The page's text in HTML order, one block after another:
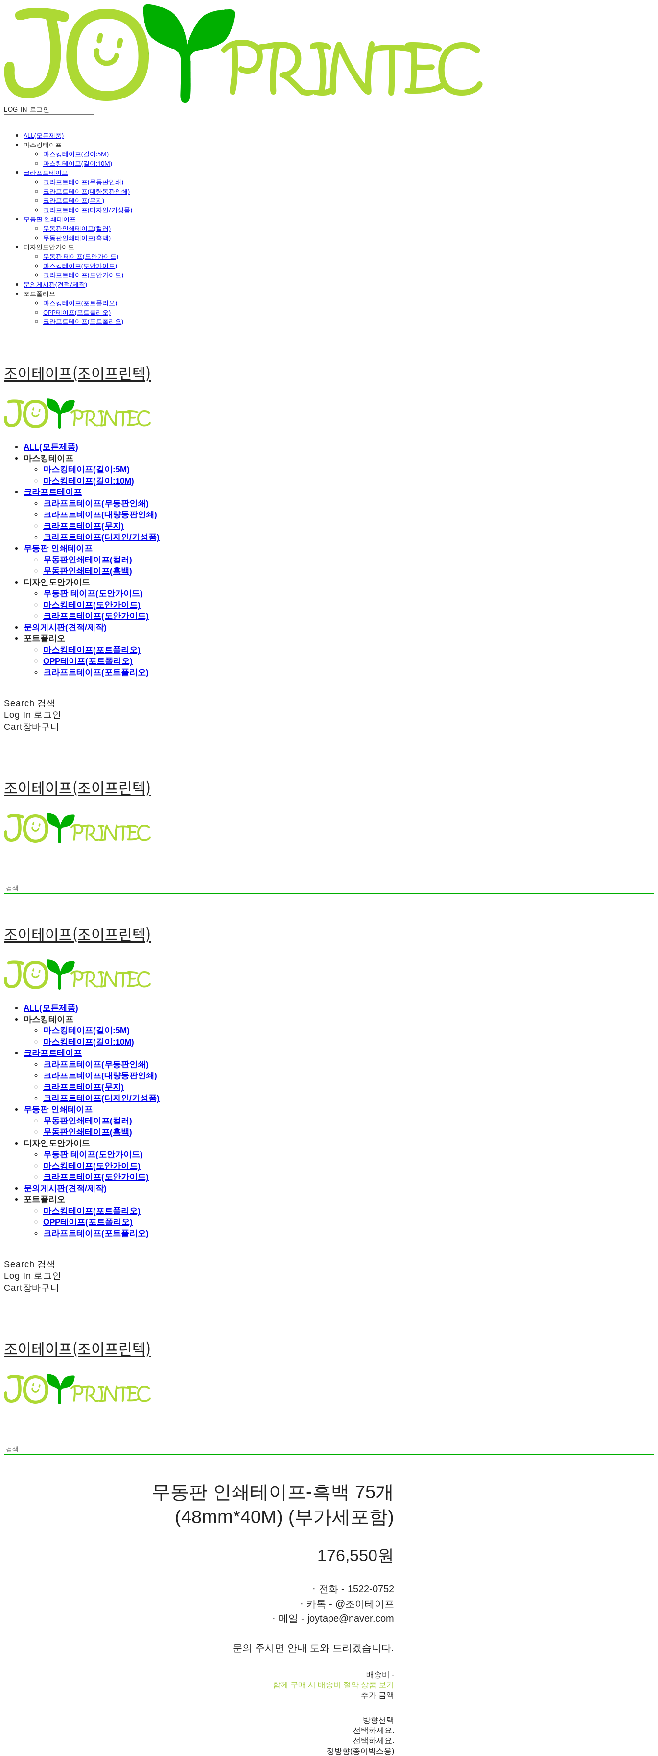
LOG IN 로그인
ALL(모든제품)
마스킹테이프
마스킹테이프(길이:5M)
마스킹테이프(길이:10M)
크라프트테이프
크라프트테이프(무동판인쇄)
크라프트테이프(대량동판인쇄)
크라프트테이프(무지)
크라프트테이프(디자인/기성품)
무동판 인쇄테이프
무동판인쇄테이프(컬러)
무동판인쇄테이프(흑백)
디자인도안가이드
무동판 테이프(도안가이드)
마스킹테이프(도안가이드)
크라프트테이프(도안가이드)
문의게시판(견적/제작)
포트폴리오
마스킹테이프(포트폴리오)
OPP테이프(포트폴리오)
크라프트테이프(포트폴리오)
조이테이프(조이프린텍)
ALL(모든제품)
마스킹테이프
마스킹테이프(길이:5M)
마스킹테이프(길이:10M)
크라프트테이프
크라프트테이프(무동판인쇄)
크라프트테이프(대량동판인쇄)
크라프트테이프(무지)
크라프트테이프(디자인/기성품)
무동판 인쇄테이프
무동판인쇄테이프(컬러)
무동판인쇄테이프(흑백)
디자인도안가이드
무동판 테이프(도안가이드)
마스킹테이프(도안가이드)
크라프트테이프(도안가이드)
문의게시판(견적/제작)
포트폴리오
마스킹테이프(포트폴리오)
OPP테이프(포트폴리오)
크라프트테이프(포트폴리오)
Search 검색
Log In 로그인
Cart장바구니
조이테이프(조이프린텍)
조이테이프(조이프린텍)
ALL(모든제품)
마스킹테이프
마스킹테이프(길이:5M)
마스킹테이프(길이:10M)
크라프트테이프
크라프트테이프(무동판인쇄)
크라프트테이프(대량동판인쇄)
크라프트테이프(무지)
크라프트테이프(디자인/기성품)
무동판 인쇄테이프
무동판인쇄테이프(컬러)
무동판인쇄테이프(흑백)
디자인도안가이드
무동판 테이프(도안가이드)
마스킹테이프(도안가이드)
크라프트테이프(도안가이드)
문의게시판(견적/제작)
포트폴리오
마스킹테이프(포트폴리오)
OPP테이프(포트폴리오)
크라프트테이프(포트폴리오)
Search 검색
Log In 로그인
Cart장바구니
조이테이프(조이프린텍)
무동판 인쇄테이프-흑백 75개
(48mm*40M) (부가세포함)
176,550원
· 전화 - 1522-0752
· 카톡 - @조이테이프
· 메일 - joytape@naver.com
문의 주시면 안내 도와 드리겠습니다.
배송비 -
함께 구매 시 배송비 절약 상품 보기
추가 금액
방향선택
선택하세요.
선택하세요.
정방향(종이박스용)